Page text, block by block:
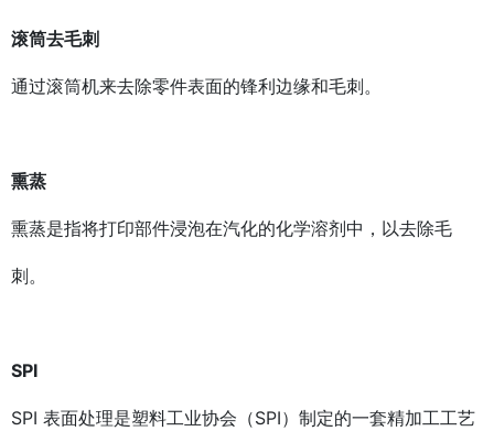
滚筒去毛刺
通过滚筒机来去除零件表面的锋利边缘和毛刺。
熏蒸
熏蒸是指将打印部件浸泡在汽化的化学溶剂中，以去除毛
刺。
SPI
SPI 表面处理是塑料工业协会（SPI）制定的一套精加工工艺